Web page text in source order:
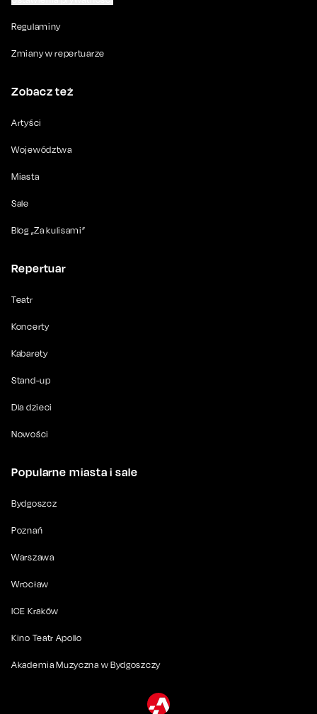
Regulaminy
Zmiany w repertuarze
Zobacz też
Artyści
Województwa
Miasta
Sale
Blog „Za kulisami”
Repertuar
Teatr
Koncerty
Kabarety
Stand-up
Dla dzieci
Nowości
Popularne miasta i sale
Bydgoszcz
Poznań
Warszawa
Wrocław
ICE Kraków
Kino Teatr Apollo
Akademia Muzyczna w Bydgoszczy